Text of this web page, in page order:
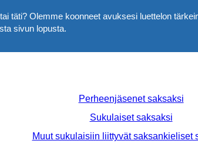
täti? Olemme koonneet avuksesi luettelon
sivun lopusta.
Perheenjäsenet saksaksi
Sukulaiset saksaksi
Muut sukulaisiin liittyvät saksankieliset